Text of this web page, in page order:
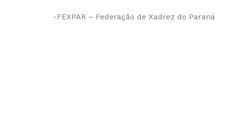
-FEXPAR – Federação de Xadrez do Paraná